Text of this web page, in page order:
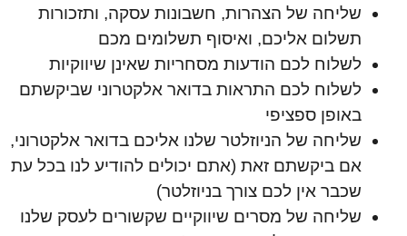
שליחה של הצהרות, חשבונות עסקה, ותזכורות
תשלום אליכם, ואיסוף תשלומים מכם
לשלוח לכם הודעות מסחריות שאינן שיווקיות
לשלוח לכם התראות בדואר אלקטרוני שביקשתם
באופן ספציפי
שליחה של הניוזלטר שלנו אליכם בדואר אלקטרוני,
אם ביקשתם זאת (אתם יכולים להודיע לנו בכל עת
שכבר אין לכם צורך בניוזלטר)
שליחה של מסרים שיווקיים שקשורים לעסק שלנו